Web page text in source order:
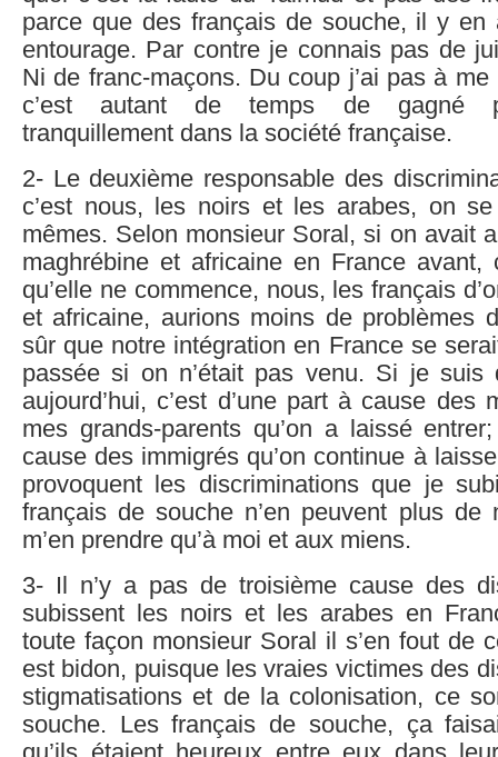
parce que des français de souche, il y en
entourage. Par contre je connais pas de
Ni de franc-maçons. Du coup j’ai pas à
c’est autant de temps de gagné
tranquillement dans la société française.
2- Le deuxième responsable des
c’est nous, les noirs et les arabes, on
mêmes. Selon monsieur Soral, si on avait
maghrébine et africaine en France avant,
qu’elle ne commence, nous, les français
et africaine, aurions moins de problèmes
sûr que notre intégration en France se
passée si on n’était pas venu. Si je suis
aujourd’hui, c’est d’une part à cause des
mes grands-parents qu’on a laissé
cause des immigrés qu’on continue à
provoquent les discriminations que je
français de souche n’en peuvent plus de
m’en prendre qu’à moi et aux miens.
3- Il n’y a pas de troisième cause des
subissent les noirs et les arabes en
toute façon monsieur Soral il s’en fout de
est bidon, puisque les vraies victimes des
stigmatisations et de la colonisation, ce
souche. Les français de souche, ça